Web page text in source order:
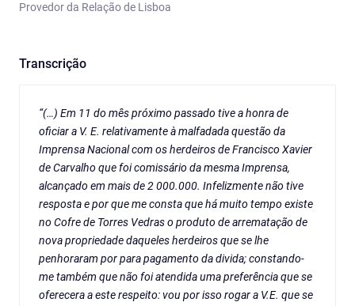
Provedor da Relação de Lisboa
Transcrição
“(…) Em 11 do mês próximo passado tive a honra de
oficiar a V. E. relativamente à malfadada questão da
Imprensa Nacional com os herdeiros de Francisco Xavier
de Carvalho que foi comissário da mesma Imprensa,
alcançado em mais de 2 000.000. Infelizmente não tive
resposta e por que me consta que há muito tempo existe
no Cofre de Torres Vedras o produto de arrematação de
nova propriedade daqueles herdeiros que se lhe
penhoraram por para pagamento da divida; constando-
me também que não foi atendida uma preferência que se
oferecera a este respeito: vou por isso rogar a V.E. que se